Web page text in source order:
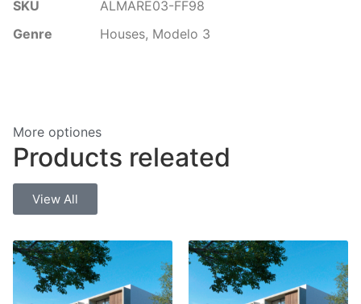
SKU
ALMARE03-FF98
Genre
Houses, Modelo 3
More optiones
Products releated
View All